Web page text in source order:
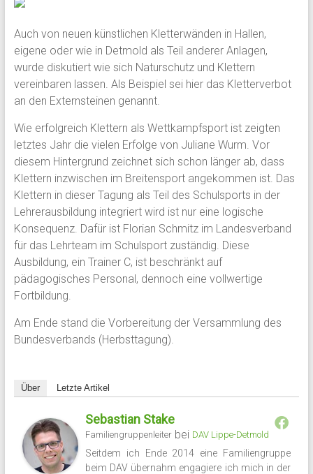
Auch von neuen künstlichen Kletterwänden in Hallen,
eigene oder wie in Detmold als Teil anderer Anlagen,
wurde diskutiert wie sich Naturschutz und Klettern
vereinbaren lassen. Als Beispiel sei hier das Kletterverbot
an den Externsteinen genannt.
Wie erfolgreich Klettern als Wettkampfsport ist zeigten
letztes Jahr die vielen Erfolge von Juliane Wurm. Vor
diesem Hintergrund zeichnet sich schon länger ab, dass
Klettern inzwischen im Breitensport angekommen ist. Das
Klettern in dieser Tagung als Teil des Schulsports in der
Lehrerausbildung integriert wird ist nur eine logische
Konsequenz. Dafür ist Florian Schmitz im Landesverband
für das Lehrteam im Schulsport zuständig. Diese
Ausbildung, ein Trainer C, ist beschränkt auf
pädagogisches Personal, dennoch eine vollwertige
Fortbildung.
Am Ende stand die Vorbereitung der Versammlung des
Bundesverbands (Herbsttagung).
Über Letzte Artikel
Sebastian Stake
Familiengruppenleiterbei DAV Lippe-Detmold
Seitdem ich Ende 2014 eine Familiengruppe
beim DAV übernahm engagiere ich mich in der